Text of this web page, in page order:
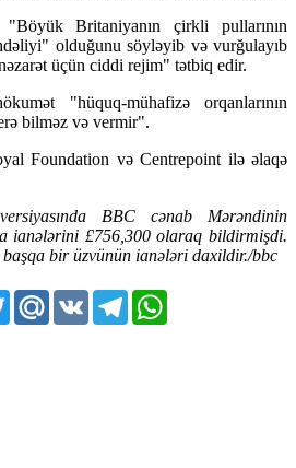
Britaniyanın çirkli pullarının
olduğunu söyləyib və vurğulayıb
üçün ciddi rejim" tətbiq edir.
"hüquq-mühafizə orqanlarının
bilməz və vermir".
Foundation və Centrepoint ilə əlaqə
BBC cənab Mərəndinin
ianələrini £756,300 olaraq bildirmişdi.
bir üzvünün ianələri daxildir./bbc
Twitter Mail.RuVK Telegram